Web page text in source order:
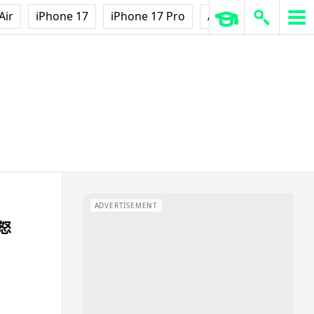
iPhone 17 iPhone 17 Pro AirPods Pro 3
ADVERTISEMENT